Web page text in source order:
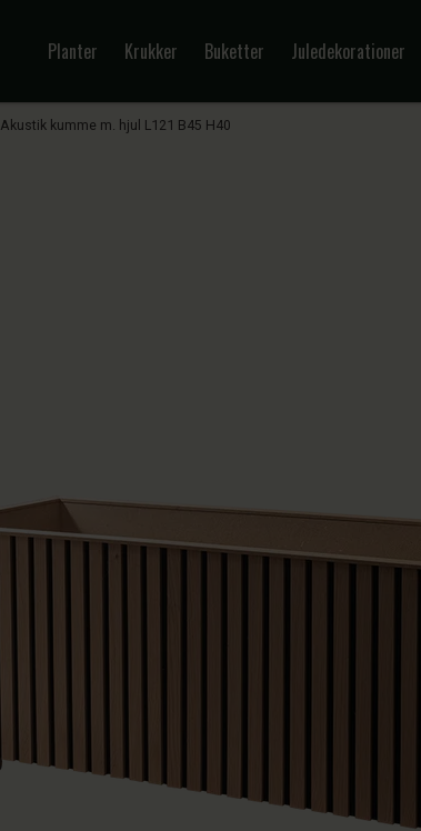
Planter Krukker Buketter Juledekorationer
Akustik kumme m. hjul L121 B45 H40